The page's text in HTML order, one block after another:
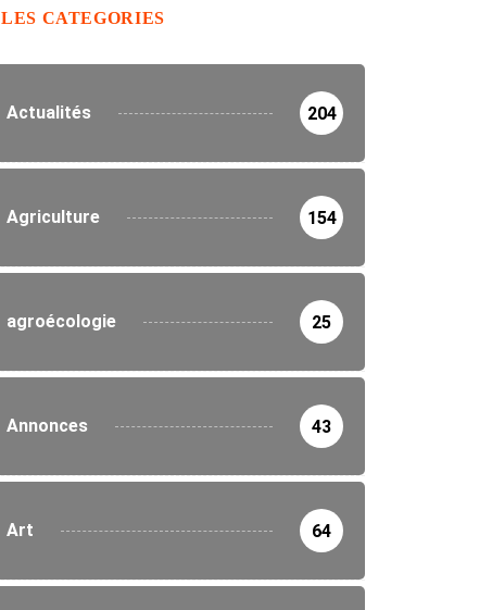
LES CATEGORIES
Actualités 204
Agriculture 154
agroécologie 25
Annonces 43
Art 64